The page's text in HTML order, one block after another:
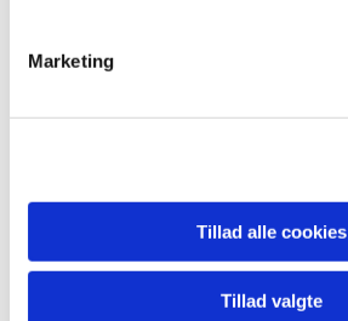
Marketing
Tillad alle cookies
Tillad valgte
lide...